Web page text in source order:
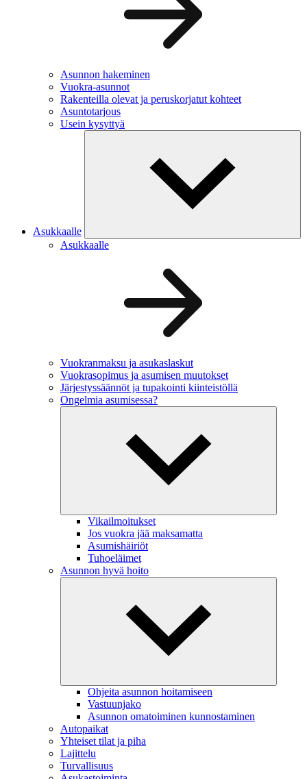
Asunnon hakeminen
Vuokra-asunnot
Rakenteilla olevat ja peruskorjatut kohteet
Asuntotarjous
Usein kysyttyä
Asukkaalle
Asukkaalle
Vuokranmaksu ja asukaslaskut
Vuokrasopimus ja asumisen muutokset
Järjestyssäännöt ja tupakointi kiinteistöllä
Ongelmia asumisessa?
Vikailmoitukset
Jos vuokra jää maksamatta
Asumishäiriöt
Tuhoeläimet
Asunnon hyvä hoito
Ohjeita asunnon hoitamiseen
Vastuunjako
Asunnon omatoiminen kunnostaminen
Autopaikat
Yhteiset tilat ja piha
Lajittelu
Turvallisuus